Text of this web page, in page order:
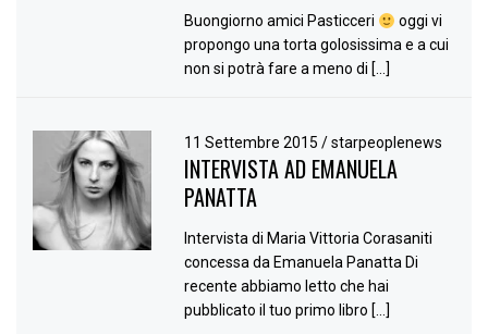
Buongiorno amici Pasticceri
oggi vi
propongo una torta golosissima e a cui
non si potrà fare a meno di […]
11 Settembre 2015/ starpeoplenews
INTERVISTA AD EMANUELA
PANATTA
Intervista di Maria Vittoria Corasaniti
concessa da Emanuela Panatta Di
recente abbiamo letto che hai
pubblicato il tuo primo libro […]